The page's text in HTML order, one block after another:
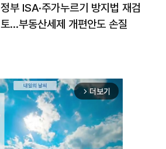
정부 ISA·주가누르기 방지법 재검
토…부동산세제 개편안도 손질
arrow_forward_ios 더보기